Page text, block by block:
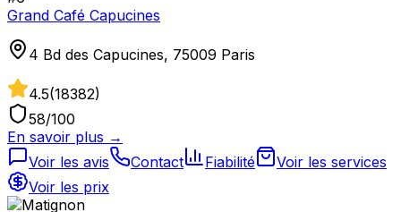
Grand Café Capucines
4 Bd des Capucines, 75009 Paris
4.5(18382)
58/100
En savoir plus →
Voir les avis
Contact Fiabilité
Voir les services
Voir les prix